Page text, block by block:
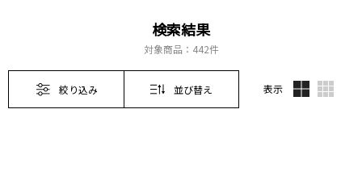
検索結果
対象商品： 442件
絞り込み 並び替え 表示